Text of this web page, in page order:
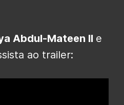
Abdul-Mateen II e
ao trailer: